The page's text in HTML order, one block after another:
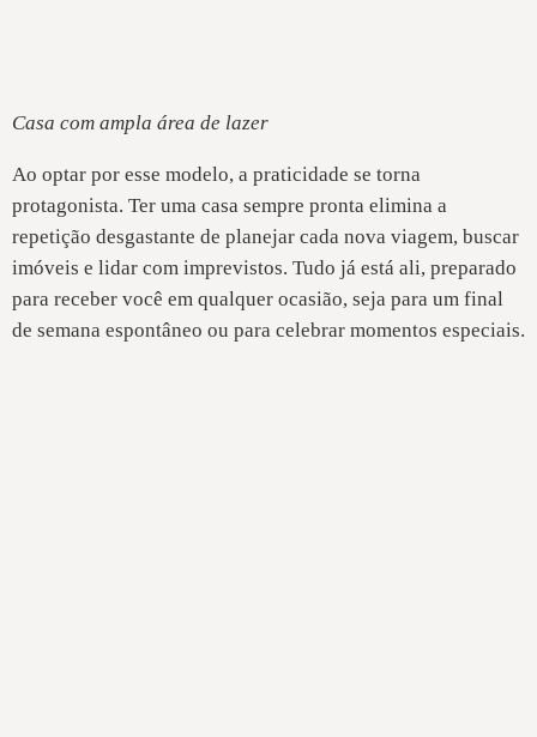
Casa com ampla área de lazer
Ao optar por esse modelo, a praticidade se torna
protagonista. Ter uma casa sempre pronta elimina a
repetição desgastante de planejar cada nova viagem, buscar
imóveis e lidar com imprevistos. Tudo já está ali, preparado
para receber você em qualquer ocasião, seja para um final
de semana espontâneo ou para celebrar momentos especiais.